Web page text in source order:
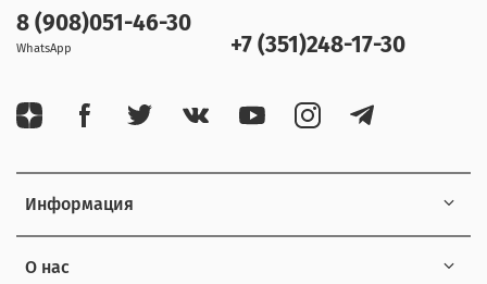
Информация
О нас
8 (908)051-46-30
WhatsApp +7 (351)248-17-30